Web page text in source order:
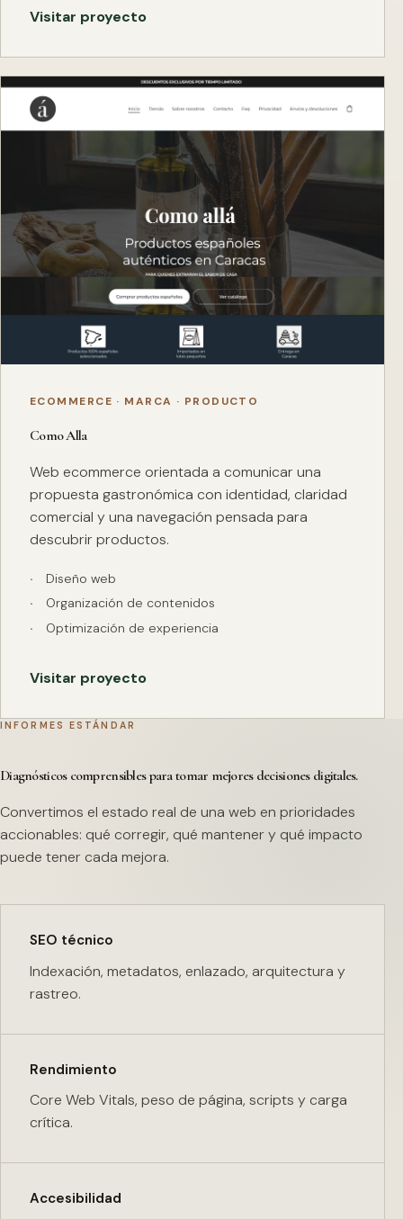
Visitar proyecto
ECOMMERCE · MARCA · PRODUCTO
Como Alla
Web ecommerce orientada a comunicar una
propuesta gastronómica con identidad, claridad
comercial y una navegación pensada para
descubrir productos.
Diseño web
Organización de contenidos
Optimización de experiencia
Visitar proyecto
INFORMES ESTÁNDAR
Diagnósticos comprensibles para tomar mejores decisiones digitales.
Convertimos el estado real de una web en prioridades
accionables: qué corregir, qué mantener y qué impacto
puede tener cada mejora.
SEO técnico
Indexación, metadatos, enlazado, arquitectura y
rastreo.
Rendimiento
Core Web Vitals, peso de página, scripts y carga
crítica.
Accesibilidad